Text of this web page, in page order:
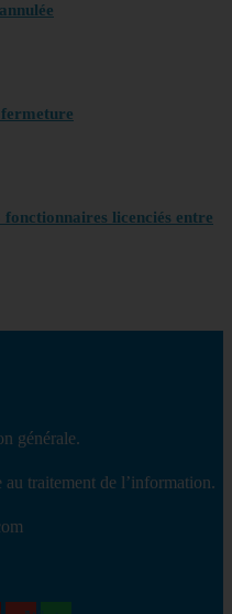
licenciés entre
générale.
traitement de l’information.